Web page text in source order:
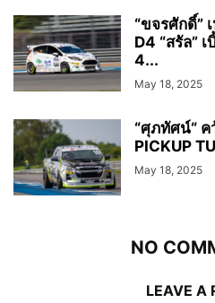
“ขจรศักดิ์”
D4 “สรัล”
4...
May 18, 2025
“ศุภทัศน์“
PICKUP
May 18, 2025
NO
LEAVE A